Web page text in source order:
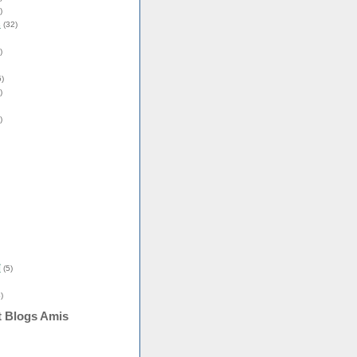
(32)
(5)
Blogs Amis